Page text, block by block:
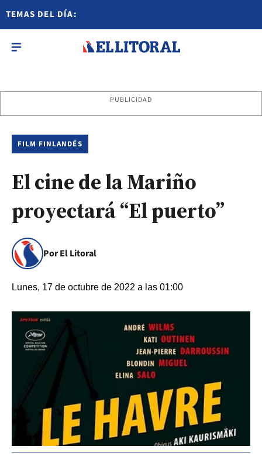
TEMAS DEL DÍA:
PUBLICIDAD
FILM FINLANDÉS
El cine de la Mariño
proyectará “El puerto”
Por El Litoral
Lunes, 17 de octubre de 2022 a las 01:00